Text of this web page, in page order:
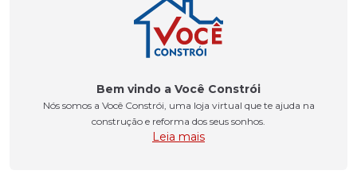
Bem vindo a Você Constrói
Nós somos a Você Constrói, uma loja virtual que te ajuda na
construção e reforma dos seus sonhos.
Leia mais